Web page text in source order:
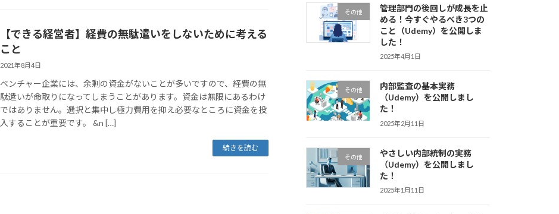
【できる経営者】経費の無駄遣いをしないために考える
こと
2021年8月4日
ベンチャー企業には、余剰の資金がないことが多いですので、経費の無
駄遣いが命取りになってしまうことがあります。資金は無限にあるわけ
ではありません。選択と集中し極力費用を抑え必要なところに資金を投
入することが重要です。 &n […]
続きを読む
その他
管理部門の後回しが成長を止
める！今すぐやるべき3つの
こと（Udemy）を公開しま
した！
2025年4月1日
その他
内部監査の基本実務
（Udemy）を公開しまし
た！
2025年2月11日
その他
やさしい内部統制の実務
（Udemy）を公開しまし
た！
2025年1月11日